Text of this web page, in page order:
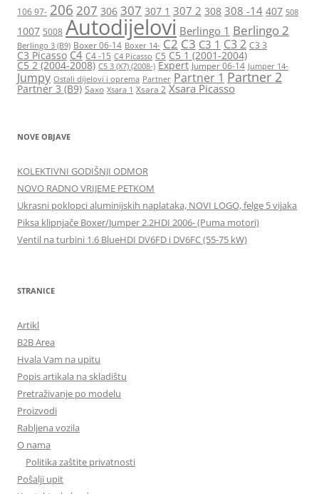
106 97- 206 207 306 307 307 1 307 2 308 308 -14 407 508
1007 5008 Autodijelovi Berlingo 1 Berlingo 2
Berlingo 3 (B9) Boxer 06-14 Boxer 14- C2 C3 C3 1 C3 2 C3 3
C3 Picasso C4 C4 -15 C4 Picasso C5 C5 1 (2001-2004)
C5 2 (2004-2008) C5 3 (X7) (2008-) Expert Jumper 06-14 Jumper 14-
Jumpy Ostali dijelovi i oprema Partner Partner 1 Partner 2
Partner 3 (B9) Saxo Xsara 1 Xsara 2 Xsara Picasso
NOVE OBJAVE
KOLEKTIVNI GODIŠNJI ODMOR
NOVO RADNO VRIJEME PETKOM
Ukrasni poklopci aluminijskih naplataka, NOVI LOGO, felge 5 vijaka
Piksa klipnjače Boxer/Jumper 2.2HDI 2006- (Puma motori)
Ventil na turbini 1.6 BlueHDI DV6FD i DV6FC (55-75 kW)
STRANICE
Artikl
B2B Area
Hvala Vam na upitu
Popis artikala na skladištu
Pretraživanje po modelu
Proizvodi
Rabljena vozila
O nama
Politika zaštite privatnosti
Pošalji upit